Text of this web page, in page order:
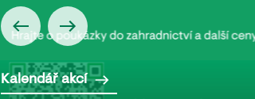
Kalendář akcí